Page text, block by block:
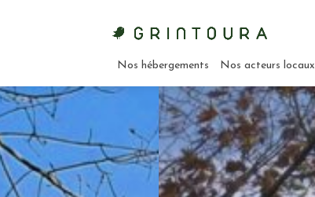
Nos hébergements Nos acteurs locaux